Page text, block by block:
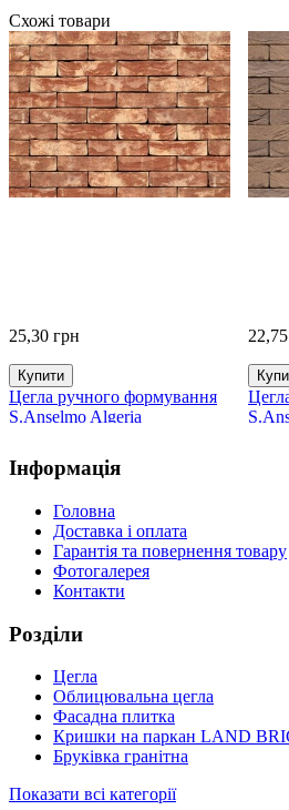
Схожі товари
25,30 грн
Купити
Цегла ручного формування
S.Anselmo Algeria
22,75
Інформація
Головна
Доставка і оплата
Гарантія та повернення товару
Фотогалерея
Контакти
Розділи
Цегла
Облицювальна цегла
Фасадна плитка
Кришки на паркан LAND
Бруківка гранітна
Показати всі категорії